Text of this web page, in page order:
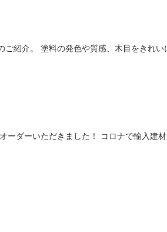
ご紹介。 塗料の発色や質感、木目をきれ
ーダーいただきました！ コロナで輸入建